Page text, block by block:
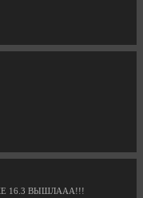
16.3 ВЫШЛААА!!!